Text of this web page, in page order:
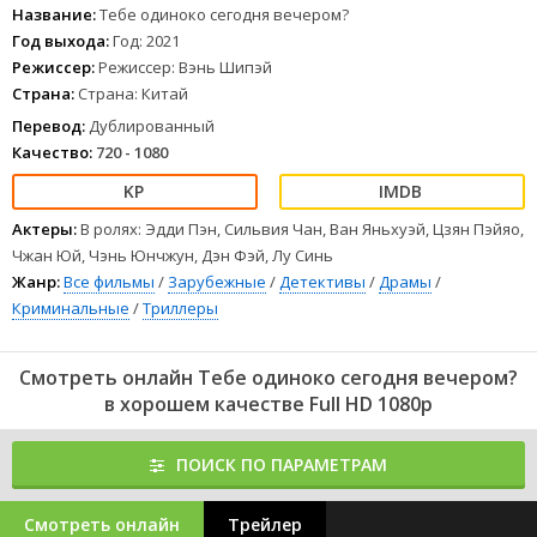
Название:Тебе одиноко сегодня вечером?
Год выхода:Год: 2021
Режиссер:Режиссер: Вэнь Шипэй
Страна: Страна: Китай
Перевод: Дублированный
Качество: 720 - 1080
Актеры:В ролях: Эдди Пэн, Сильвия Чан, Ван Яньхуэй, Цзян Пэйяо,
Чжан Юй, Чэнь Юнчжун, Дэн Фэй, Лу Синь
Жанр:Все фильмы / Зарубежные /Детективы /Драмы /
Криминальные /Триллеры
Смотреть онлайн Тебе одиноко сегодня вечером?
в хорошем качестве Full HD 1080p
ПОИСК ПО ПАРАМЕТРАМ
Смотреть онлайн Трейлер